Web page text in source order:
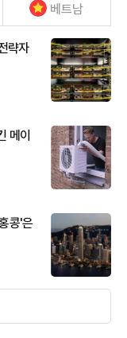
베트남
략자
메이
콩'은